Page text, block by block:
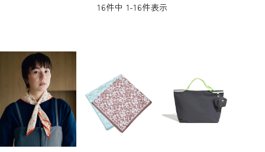
16件中 1-16件表示